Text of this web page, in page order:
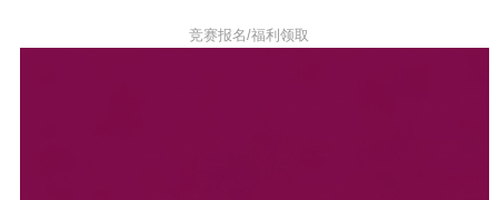
竞赛报名/福利领取